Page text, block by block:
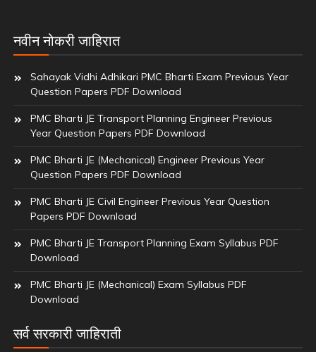
नवीन नोकरी जाहिरात
Sahayak Vidhi Adhikari PMC Bharti Exam Previous Year
Question Papers PDF Download
PMC Bharti JE Transport Planning Engineer Previous
Year Question Papers PDF Download
PMC Bharti JE (Mechanical) Engineer Previous Year
Question Papers PDF Download
PMC Bharti JE Civil Engineer Previous Year Question
Papers PDF Download
PMC Bharti JE Transport Planning Exam Syllabus PDF
Download
PMC Bharti JE (Mechanical) Exam Syllabus PDF
Download
सर्व सरकारी जाहिराती